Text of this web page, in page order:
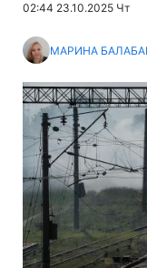
02:44 23.10.2025 Чт
МАРИНА